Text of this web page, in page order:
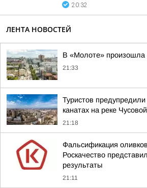
20:32
ЛЕНТА НОВОСТЕЙ
В «Молоте» произошла
21:33
Туристов
канатах на реке
21:18
Фальсификация
Роскачество
результаты
21:11